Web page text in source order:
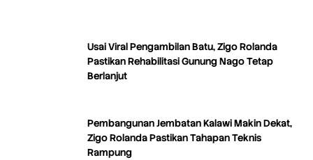
Usai Viral Pengambilan Batu, Zigo Rolanda
Pastikan Rehabilitasi Gunung Nago Tetap
Berlanjut
Pembangunan Jembatan Kalawi Makin Dekat,
Zigo Rolanda Pastikan Tahapan Teknis
Rampung